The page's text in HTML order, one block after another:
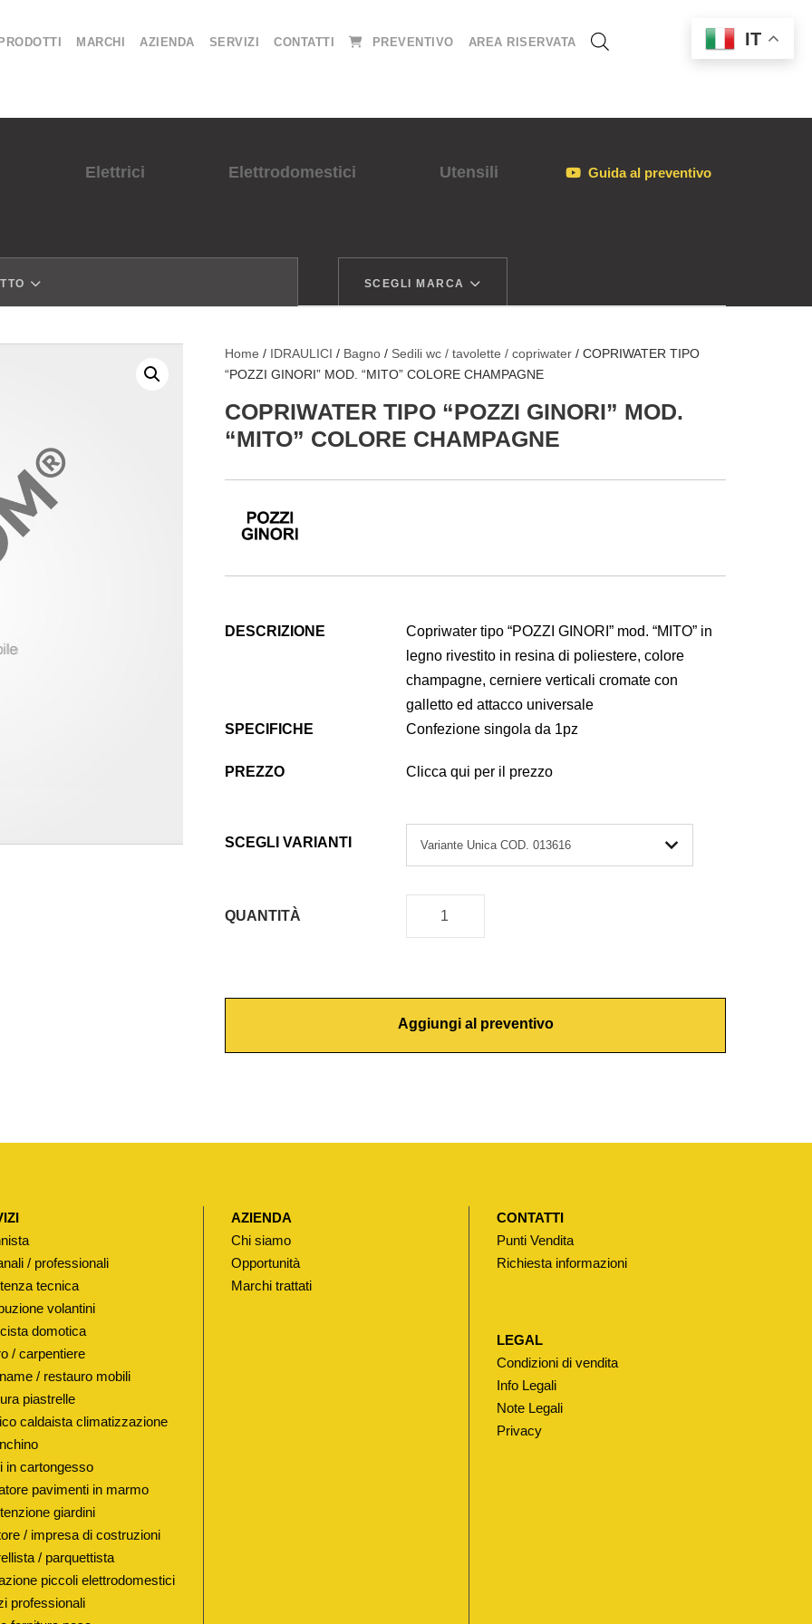
PRODOTTI MARCHI AZIENDA SERVIZI CONTATTI PREVENTIVO AREA RISERVATA
Elettrici Elettrodomestici Utensili Guida al preventivo
SCEGLI MARCA
Home / IDRAULICI / Bagno / Sedili wc / tavolette / copriwater / COPRIWATER TIPO
“POZZI GINORI” MOD. “MITO” COLORE CHAMPAGNE
COPRIWATER TIPO “POZZI GINORI” MOD.
“MITO” COLORE CHAMPAGNE
DESCRIZIONE
Copriwater tipo “POZZI GINORI” mod. “MITO” in
legno rivestito in resina di poliestere, colore
champagne, cerniere verticali cromate con
galletto ed attacco universale
SPECIFICHE
Confezione singola da 1pz
PREZZO Clicca qui per il prezzo
SCEGLI VARIANTI
QUANTITÀ
C
R
W
R
P
O
P
Aggiungi al preventivo
/ professionali
tecnica
volantini
domotica
/ carpentiere
/ restauro mobili
piastrelle
caldaista climatizzazione
in cartongesso
pavimenti in marmo
giardini
/ impresa di costruzioni
/ parquettista
piccoli elettrodomestici
professionali
AZIENDA
Chi siamo
Opportunità
Marchi trattati
CONTATTI
Punti Vendita
Richiesta informazioni
LEGAL
Condizioni di vendita
Info Legali
Note Legali
Privacy
IT